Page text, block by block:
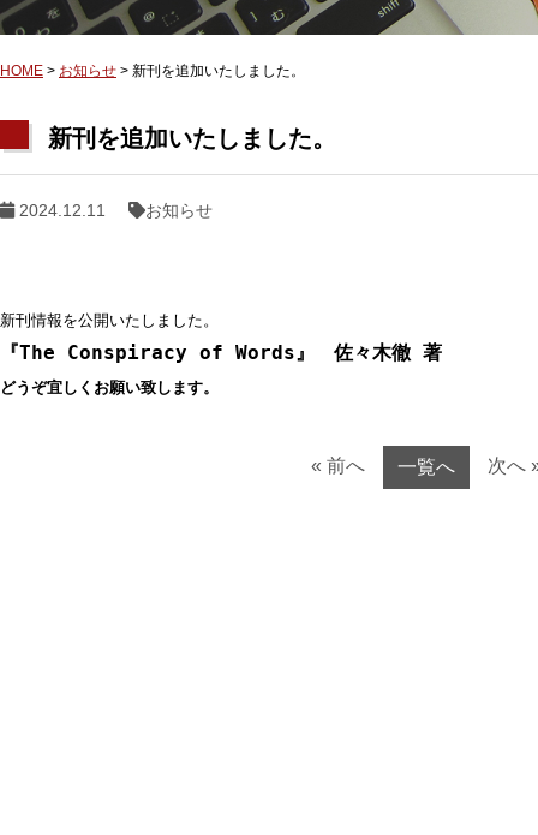
HOME > お知らせ > 新刊を追加いたしました。
新刊を追加いたしました。
2024.12.11 お知らせ
« 前へ 一覧へ 次へ